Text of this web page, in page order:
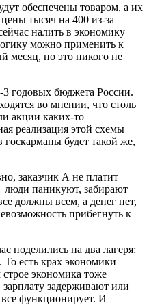
обеспечены товаром, а их
тысяч на 400 из-за
налить в экономику
можно применить к
месяц, но это никого не
3 годовых бюджета России.
во мнении, что столь
акции каких-то
реализация этой схемы
будет такой же,
заказчик А не платит
люди паникуют, забирают
должны всем, а денег нет,
прибегнуть к
поделились на два лагеря:
То есть крах экономики —
экономика тоже
задерживают или
функционирует. И